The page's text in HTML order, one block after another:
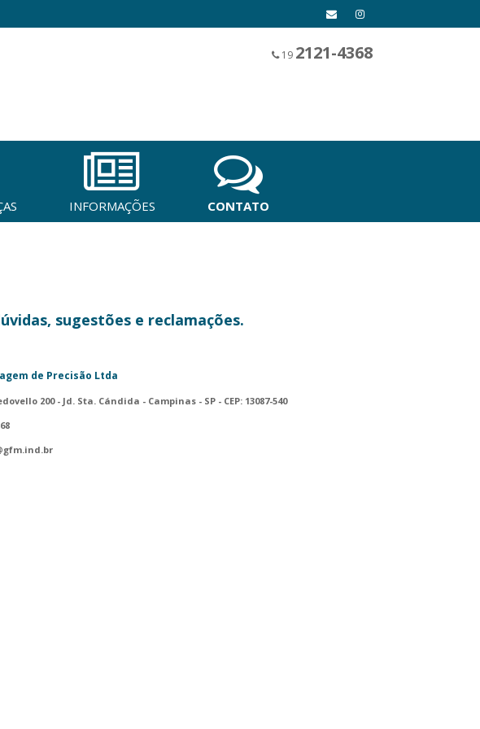
19 2121-4368
INFORMAÇÕES CONTATO
sugestões e reclamações.
de Precisão Ltda
200 - Jd. Sta. Cándida - Campinas - SP - CEP: 13087-540